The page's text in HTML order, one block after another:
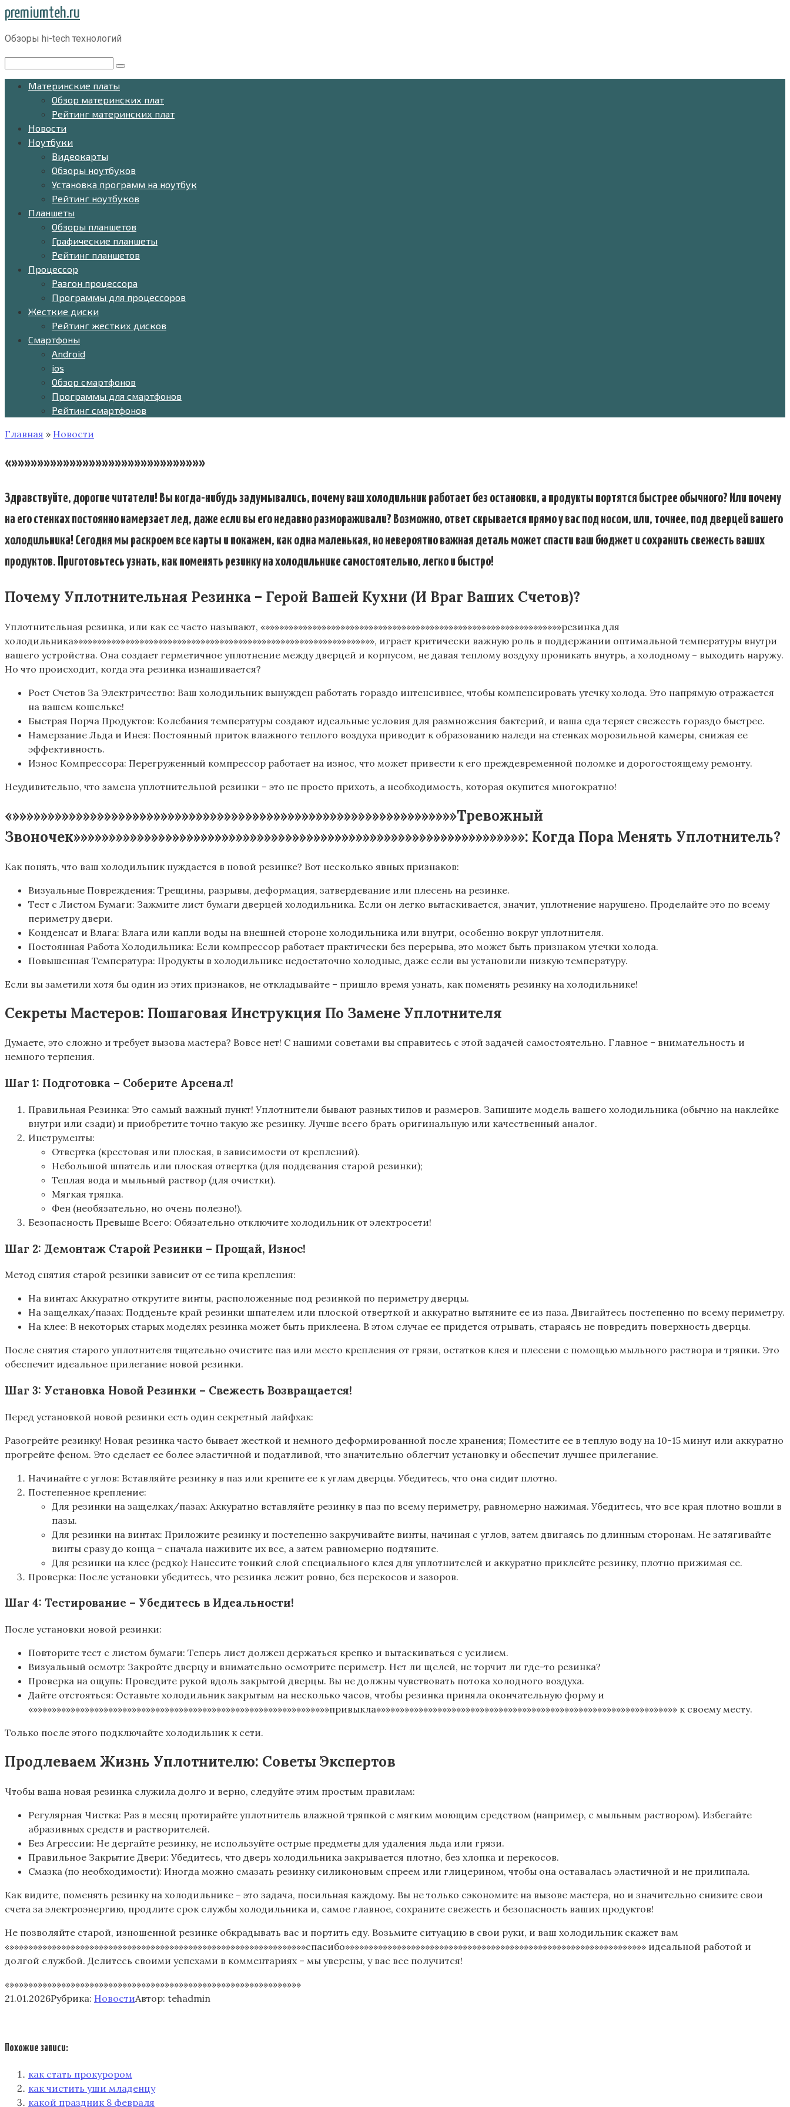
Перейти
контенту
premiumteh.ru
Обзоры hi-tech технологий
Материнские платы
Обзор материнских плат
Рейтинг материнских плат
Новости
Ноутбуки
Видеокарты
Обзоры ноутбуков
Установка программ на ноутбук
Рейтинг ноутбуков
Планшеты
Обзоры планшетов
Графические планшеты
Рейтинг планшетов
Процессор
Разгон процессора
Программы для процессоров
Жесткие диски
Рейтинг жестких дисков
Смартфоны
Android
ios
Обзор смартфонов
Программы для смартфонов
Рейтинг смартфонов
Главная » Новости
«»»»»»»»»»»»»»»»»»»»»»»»»»»»»»»
Здравствуйте, дорогие читатели! Вы когда-нибудь задумывались, почему ваш холодильник работает без остановки, а продукты портятся быстрее обычного? Или почему
на его стенках постоянно намерзает лед, даже если вы его недавно размораживали? Возможно, ответ скрывается прямо у вас под носом, или, точнее, под дверцей вашего
холодильника! Сегодня мы раскроем все карты и покажем, как одна маленькая, но невероятно важная деталь может спасти ваш бюджет и сохранить свежесть ваших
продуктов. Приготовьтесь узнать, как поменять резинку на холодильнике самостоятельно, легко и быстро!
Почему Уплотнительная Резинка – Герой Вашей Кухни (И Враг Ваших Счетов)?
Уплотнительная резинка, или как ее часто называют, «»»»»»»»»»»»»»»»»»»»»»»»»»»»»»»»»»»»»»»»»»»»»»»»»»»»»»»»»»»»»»»»резинка для
холодильника»»»»»»»»»»»»»»»»»»»»»»»»»»»»»»»»»»»»»»»»»»»»»»»»»»»»»»»»»»»»»»»», играет критически важную роль в поддержании оптимальной температуры внутри
вашего устройства. Она создает герметичное уплотнение между дверцей и корпусом, не давая теплому воздуху проникать внутрь, а холодному – выходить наружу.
Но что происходит, когда эта резинка изнашивается?
Рост Счетов За Электричество: Ваш холодильник вынужден работать гораздо интенсивнее, чтобы компенсировать утечку холода. Это напрямую отражается
на вашем кошельке!
Быстрая Порча Продуктов: Колебания температуры создают идеальные условия для размножения бактерий, и ваша еда теряет свежесть гораздо быстрее.
Намерзание Льда и Инея: Постоянный приток влажного теплого воздуха приводит к образованию наледи на стенках морозильной камеры, снижая ее
эффективность.
Износ Компрессора: Перегруженный компрессор работает на износ, что может привести к его преждевременной поломке и дорогостоящему ремонту.
Неудивительно, что замена уплотнительной резинки – это не просто прихоть, а необходимость, которая окупится многократно!
«»»»»»»»»»»»»»»»»»»»»»»»»»»»»»»»»»»»»»»»»»»»»»»»»»»»»»»»»»»»»»»»Тревожный
Звоночек»»»»»»»»»»»»»»»»»»»»»»»»»»»»»»»»»»»»»»»»»»»»»»»»»»»»»»»»»»»»»»»»: Когда Пора Менять Уплотнитель?
Как понять, что ваш холодильник нуждается в новой резинке? Вот несколько явных признаков:
Визуальные Повреждения: Трещины, разрывы, деформация, затвердевание или плесень на резинке.
Тест с Листом Бумаги: Зажмите лист бумаги дверцей холодильника. Если он легко вытаскивается, значит, уплотнение нарушено. Проделайте это по всему
периметру двери.
Конденсат и Влага: Влага или капли воды на внешней стороне холодильника или внутри, особенно вокруг уплотнителя.
Постоянная Работа Холодильника: Если компрессор работает практически без перерыва, это может быть признаком утечки холода.
Повышенная Температура: Продукты в холодильнике недостаточно холодные, даже если вы установили низкую температуру.
Если вы заметили хотя бы один из этих признаков, не откладывайте – пришло время узнать, как поменять резинку на холодильнике!
Секреты Мастеров: Пошаговая Инструкция По Замене Уплотнителя
Думаете, это сложно и требует вызова мастера? Вовсе нет! С нашими советами вы справитесь с этой задачей самостоятельно. Главное – внимательность и
немного терпения.
Шаг 1: Подготовка – Соберите Арсенал!
Правильная Резинка: Это самый важный пункт! Уплотнители бывают разных типов и размеров. Запишите модель вашего холодильника (обычно на наклейке
внутри или сзади) и приобретите точно такую же резинку. Лучше всего брать оригинальную или качественный аналог.
Инструменты:
Отвертка (крестовая или плоская, в зависимости от креплений).
Небольшой шпатель или плоская отвертка (для поддевания старой резинки);
Теплая вода и мыльный раствор (для очистки).
Мягкая тряпка.
Фен (необязательно, но очень полезно!).
Безопасность Превыше Всего: Обязательно отключите холодильник от электросети!
Шаг 2: Демонтаж Старой Резинки – Прощай, Износ!
Метод снятия старой резинки зависит от ее типа крепления:
На винтах: Аккуратно открутите винты, расположенные под резинкой по периметру дверцы.
На защелках/пазах: Подденьте край резинки шпателем или плоской отверткой и аккуратно вытяните ее из паза. Двигайтесь постепенно по всему периметру.
На клее: В некоторых старых моделях резинка может быть приклеена. В этом случае ее придется отрывать, стараясь не повредить поверхность дверцы.
После снятия старого уплотнителя тщательно очистите паз или место крепления от грязи, остатков клея и плесени с помощью мыльного раствора и тряпки. Это
обеспечит идеальное прилегание новой резинки.
Шаг 3: Установка Новой Резинки – Свежесть Возвращается!
Перед установкой новой резинки есть один секретный лайфхак:
Разогрейте резинку! Новая резинка часто бывает жесткой и немного деформированной после хранения; Поместите ее в теплую воду на 10-15 минут или аккуратно
прогрейте феном. Это сделает ее более эластичной и податливой, что значительно облегчит установку и обеспечит лучшее прилегание.
Начинайте с углов: Вставляйте резинку в паз или крепите ее к углам дверцы. Убедитесь, что она сидит плотно.
Постепенное крепление:
Для резинки на защелках/пазах: Аккуратно вставляйте резинку в паз по всему периметру, равномерно нажимая. Убедитесь, что все края плотно вошли в
пазы.
Для резинки на винтах: Приложите резинку и постепенно закручивайте винты, начиная с углов, затем двигаясь по длинным сторонам. Не затягивайте
винты сразу до конца – сначала наживите их все, а затем равномерно подтяните.
Для резинки на клее (редко): Нанесите тонкий слой специального клея для уплотнителей и аккуратно приклейте резинку, плотно прижимая ее.
Проверка: После установки убедитесь, что резинка лежит ровно, без перекосов и зазоров.
Шаг 4: Тестирование – Убедитесь в Идеальности!
После установки новой резинки:
Повторите тест с листом бумаги: Теперь лист должен держаться крепко и вытаскиваться с усилием.
Визуальный осмотр: Закройте дверцу и внимательно осмотрите периметр. Нет ли щелей, не торчит ли где-то резинка?
Проверка на ощупь: Проведите рукой вдоль закрытой дверцы. Вы не должны чувствовать потока холодного воздуха.
Дайте отстояться: Оставьте холодильник закрытым на несколько часов, чтобы резинка приняла окончательную форму и
«»»»»»»»»»»»»»»»»»»»»»»»»»»»»»»»»»»»»»»»»»»»»»»»»»»»»»»»»»»»»»»»привыкла»»»»»»»»»»»»»»»»»»»»»»»»»»»»»»»»»»»»»»»»»»»»»»»»»»»»»»»»»»»»»»»» к своему месту.
Только после этого подключайте холодильник к сети.
Продлеваем Жизнь Уплотнителю: Советы Экспертов
Чтобы ваша новая резинка служила долго и верно, следуйте этим простым правилам:
Регулярная Чистка: Раз в месяц протирайте уплотнитель влажной тряпкой с мягким моющим средством (например, с мыльным раствором). Избегайте
абразивных средств и растворителей.
Без Агрессии: Не дергайте резинку, не используйте острые предметы для удаления льда или грязи.
Правильное Закрытие Двери: Убедитесь, что дверь холодильника закрывается плотно, без хлопка и перекосов.
Смазка (по необходимости): Иногда можно смазать резинку силиконовым спреем или глицерином, чтобы она оставалась эластичной и не прилипала.
Как видите, поменять резинку на холодильнике – это задача, посильная каждому. Вы не только сэкономите на вызове мастера, но и значительно снизите свои
счета за электроэнергию, продлите срок службы холодильника и, самое главное, сохраните свежесть и безопасность ваших продуктов!
Не позволяйте старой, изношенной резинке обкрадывать вас и портить еду. Возьмите ситуацию в свои руки, и ваш холодильник скажет вам
«»»»»»»»»»»»»»»»»»»»»»»»»»»»»»»»»»»»»»»»»»»»»»»»»»»»»»»»»»»»»»»»спасибо»»»»»»»»»»»»»»»»»»»»»»»»»»»»»»»»»»»»»»»»»»»»»»»»»»»»»»»»»»»»»»»» идеальной работой и
долгой службой. Делитесь своими успехами в комментариях – мы уверены, у вас все получится!
«»»»»»»»»»»»»»»»»»»»»»»»»»»»»»»»»»»»»»»»»»»»»»»»»»»»»»»»»»»»»»»
21.01.2026Рубрика: НовостиАвтор: tehadmin
Похожие записи:
как стать прокурором
как чистить уши младенцу
какой праздник 8 февраля